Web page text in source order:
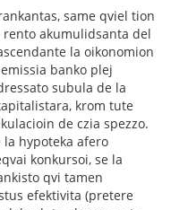
same qviel tion
akumulidsanta del
la oikonomion
banko plej
subula de la
krom tute
de czia spezzo.
hypoteka afero
konkursoi, se la
qvi tamen
efektivita (pretere